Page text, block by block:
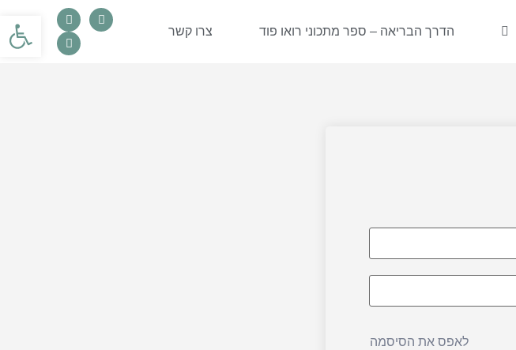
הדרך הבריאה – ספר מתכוני רואו פוד צרו קשר
לאפס את הסיסמה
פתח